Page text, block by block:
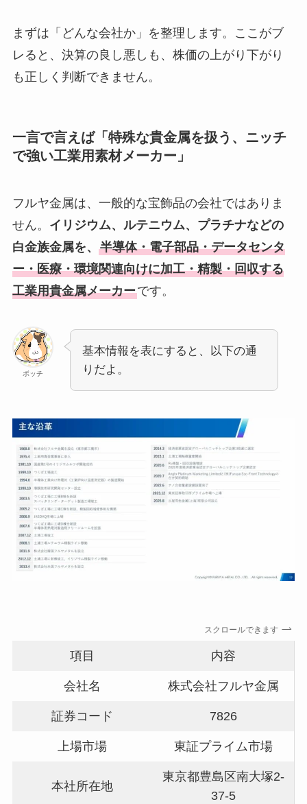
まずは「どんな会社か」を整理します。ここがブ
レると、決算の良し悪しも、株価の上がり下がり
も正しく判断できません。
一言で言えば「特殊な貴金属を扱う、ニッチ
で強い工業用素材メーカー」
フルヤ金属は、一般的な宝飾品の会社ではありま
せん。 イリジウム、ルテニウム、プラチナなどの
白金族金属を、 半導体・電子部品・データセンタ
ー・医療・環境関連向けに加工・精製・回収する
工業用貴金属メーカーです。
ボッチ
基本情報を表にすると、以下の通
りだよ。
スクロールできます
項目 内容
会社名 株式会社フルヤ金属
証券コード 7826
上場市場 東証プライム市場
本社所在地
東京都豊島区南大塚2-
37-5